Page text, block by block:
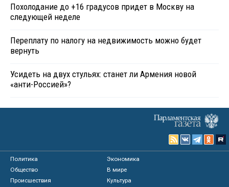
Похолодание до +16 градусов придет в Москву на
следующей неделе
Переплату по налогу на недвижимость можно будет
вернуть
Усидеть на двух стульях: станет ли Армения новой
«анти-Россией»?
Политика
Экономика
Общество
В мире
Происшествия
Культура